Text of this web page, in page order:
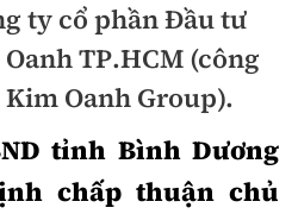
ty cổ phần Đầu tư
TP.HCM (công
Oanh Group).
tỉnh Bình Dương
chấp thuận chủ